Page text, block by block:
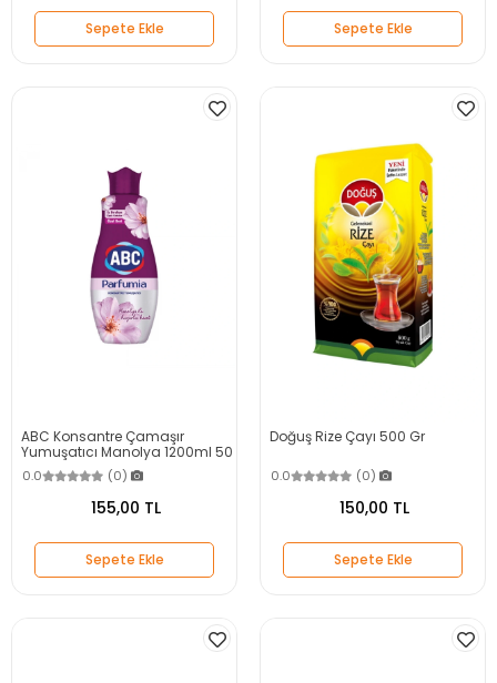
Sepete Ekle Sepete Ekle
ABC Konsantre Çamaşır
Yumuşatıcı Manolya 1200ml 50
Yıkama
0.0 (0)
155,00 TL
Sepete Ekle
Doğuş Rize Çayı 500 Gr
0.0 (0)
150,00 TL
Sepete Ekle